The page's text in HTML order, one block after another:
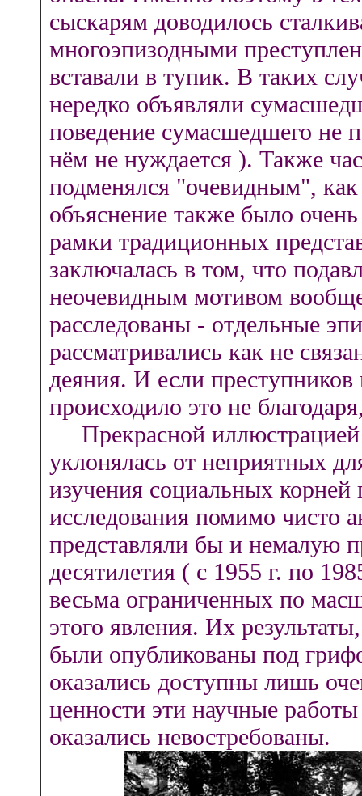
сыскарям доводилось
многоэпизодными
вставали в тупик. В таких
нередко объявляли
поведение сумасшедшего не
нём не нуждается ). Также
подменялся "очевидным",
объяснение также было
рамки традиционных
заключалась в том, что
неочевидным мотивом
расследованы - отдельные
рассматривались как не
деяния. И если
происходило это не
Прекрасной иллюстрацией
уклонялась от неприятных
изучения социальных
исследования помимо чисто
представляли бы и немалую
десятилетия ( с 1955 г. по
весьма ограниченных по
этого явления. Их
были опубликованы под
оказались доступны лишь
ценности эти научные
оказались невостребованы.